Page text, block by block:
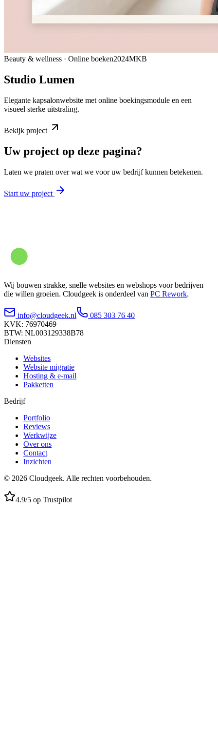
Beauty & wellness · Online boeken2024MKB
Studio Lumen
Elegante kapsalonwebsite met online boekingsmodule en een
visueel sterke uitstraling.
Bekijk project
Uw project op deze pagina?
Laten we praten over wat we voor uw bedrijf kunnen betekenen.
Start uw project
Wij bouwen strakke, snelle websites en webshops voor bedrijven
die willen groeien. Cloudgeek is onderdeel van PC Rework.
info@cloudgeek.nl
085 303 76 40
KVK: 76970469
BTW: NL003129338B78
Diensten
Websites
Website migratie
Hosting & e-mail
Pakketten
Bedrijf
Portfolio
Reviews
Werkwijze
Over ons
Contact
Inzichten
© 2026 Cloudgeek. Alle rechten voorbehouden.
4.9/5 op Trustpilot